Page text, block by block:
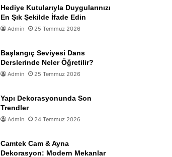
Hediye Kutularıyla Duygularınızı
En Şık Şekilde İfade Edin
Admin 25 Temmuz 2026
Başlangıç Seviyesi Dans
Derslerinde Neler Öğretilir?
Admin 25 Temmuz 2026
Yapı Dekorasyonunda Son
Trendler
Admin 24 Temmuz 2026
Camtek Cam & Ayna
Dekorasyon: Modern Mekanlar